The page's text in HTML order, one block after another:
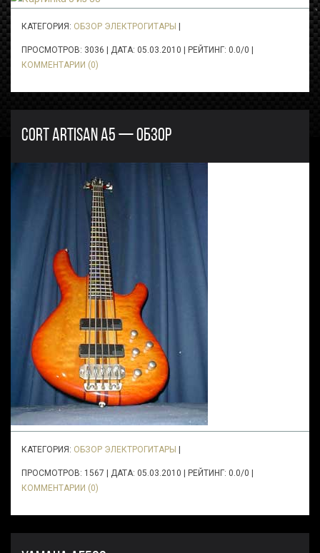
КАТЕГОРИЯ: ОБЗОР ЭЛЕКТРОГИТАРЫ
ПРОСМОТРОВ: 3036 | ДАТА: 05.03.2010 | РЕЙТИНГ: 0.0/0 |
КОММЕНТАРИИ (0)
CORT ARTISAN A5 — ОБЗОР
КАТЕГОРИЯ: ОБЗОР ЭЛЕКТРОГИТАРЫ
ПРОСМОТРОВ: 1567 | ДАТА: 05.03.2010 | РЕЙТИНГ: 0.0/0 |
КОММЕНТАРИИ (0)